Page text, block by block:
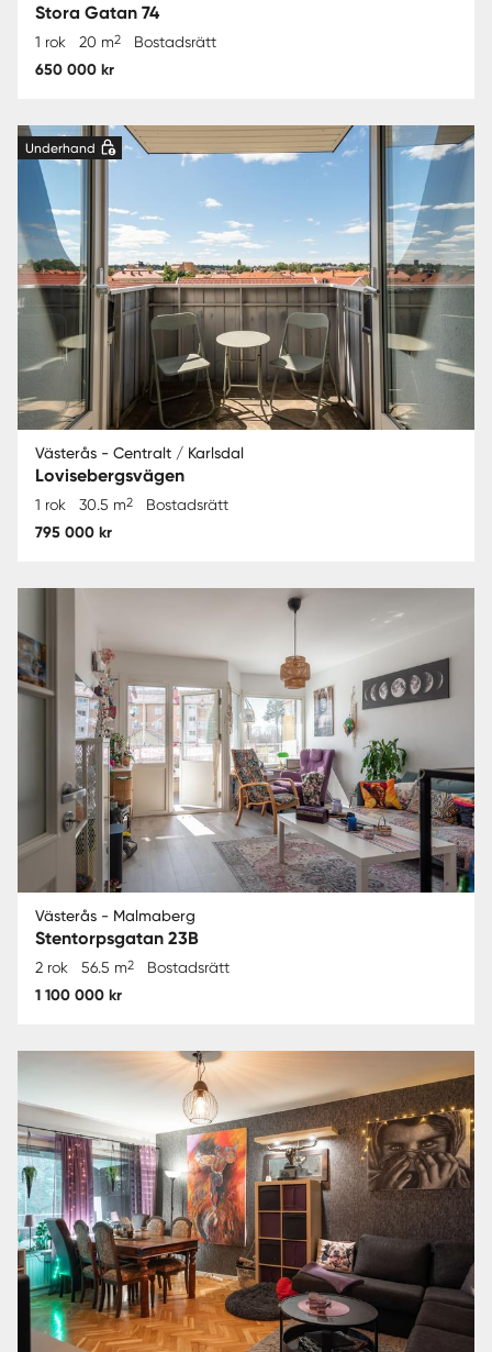
Stora Gatan 74
1 rok 20 m2 Bostadsrätt
650 000 kr
Underhand
Västerås - Centralt / Karlsdal
Lovisebergsvägen
1 rok 30.5 m2 Bostadsrätt
795 000 kr
Västerås - Malmaberg
Stentorpsgatan 23B
2 rok 56.5 m2 Bostadsrätt
1 100 000 kr